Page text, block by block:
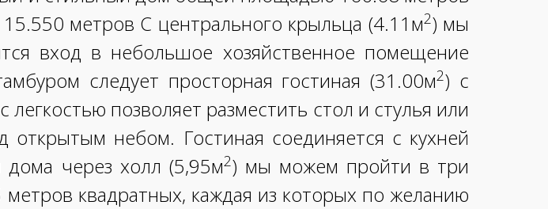
метров С центрального крыльца (4.11м2) мы
вход в небольшое хозяйственное помещение
следует просторная гостиная (31.00м2) с
позволяет разместить стол и стулья или
открытым небом. Гостиная соединяется с кухней
через холл (5,95м2) мы можем пройти в три
квадратных, каждая из которых по желанию